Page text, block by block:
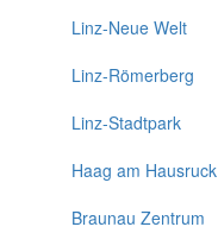
Linz-Neue Welt
Linz-Römerberg
Linz-Stadtpark
Haag am Hausruck
Braunau Zentrum